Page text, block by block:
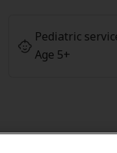
Pediatric
Age 5+